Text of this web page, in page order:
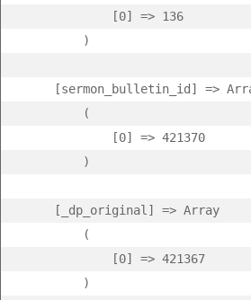
            [0] => 136
        )
[sermon_bulletin_id] =>
        (
            [0] => 421370
        )
    [_dp_original] => Array
        (
            [0] => 421367
        )